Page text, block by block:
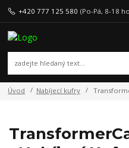
+420 777 125 580 (Po-Pá, 8-18
Úvod Nabíjecí kufry